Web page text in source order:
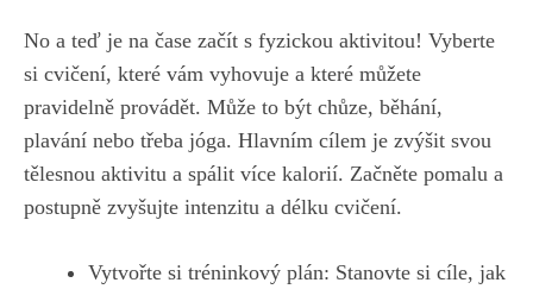
No a teď je ‌na ‍čase začít‌ s fyzickou aktivitou!‍ Vyberte
si‌ cvičení, které vám ‍vyhovuje a které můžete
pravidelně ​provádět. Může to ⁤být⁢ chůze, běhání,
plavání nebo⁢ třeba jóga. Hlavním cílem je zvýšit⁢ svou
tělesnou aktivitu a spálit více kalorií. Začněte pomalu a
postupně zvyšujte intenzitu‍ a délku ⁣cvičení.
Vytvořte si tréninkový plán: Stanovte si cíle, jak